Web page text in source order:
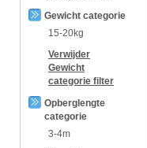
Gewicht categorie
15-20kg
Verwijder
Gewicht
categorie filter
Opberglengte
categorie
3-4m